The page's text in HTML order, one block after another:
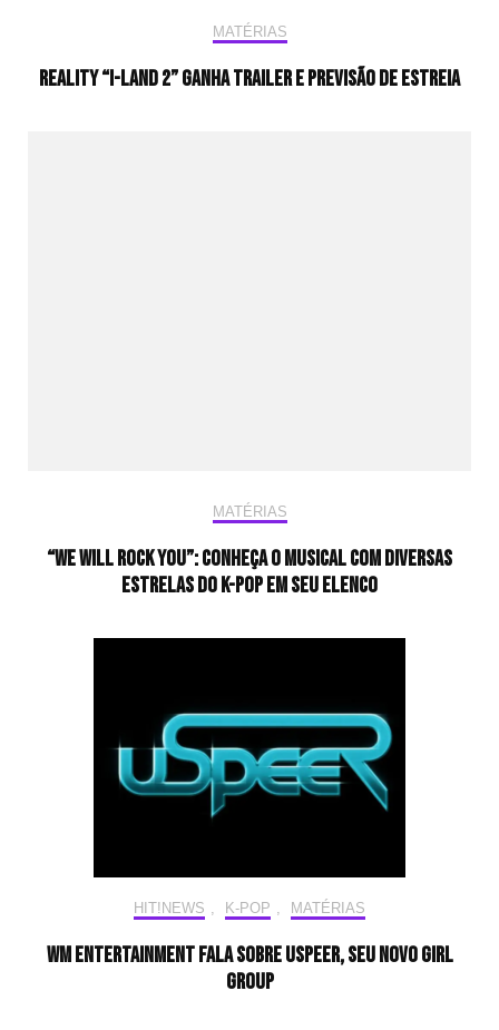
MATÉRIAS
Reality “I-LAND 2” ganha trailer e previsão de estreia
MATÉRIAS
“We Will Rock You”: conheça o musical com diversas
estrelas do K-pop em seu elenco
HIT!NEWS , K-POP , MATÉRIAS
WM Entertainment fala sobre USPEER, seu novo girl
group